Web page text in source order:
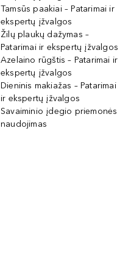
Tamsūs paakiai – Patarimai ir
ekspertų įžvalgos
Žilų plaukų dažymas –
Patarimai ir ekspertų įžvalgos
Azelaino rūgštis – Patarimai ir
ekspertų įžvalgos
Dieninis makiažas – Patarimai
ir ekspertų įžvalgos
Savaiminio įdegio priemonės
naudojimas